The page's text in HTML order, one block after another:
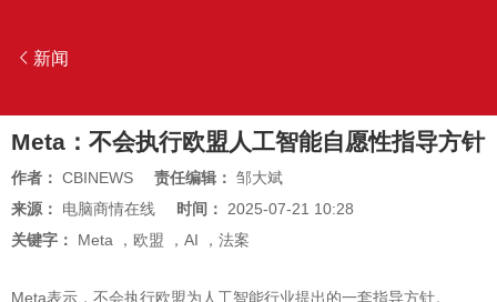
新闻
Meta：不会执行欧盟人工智能自愿性指导方针
作者： CBINEWS 责任编辑： 邹大斌
来源： 电脑商情在线 时间： 2025-07-21 10:28
关键字： Meta ， 欧盟 ， AI ， 法案
Meta表示，不会执行欧盟为人工智能行业提出的一套指导方针。